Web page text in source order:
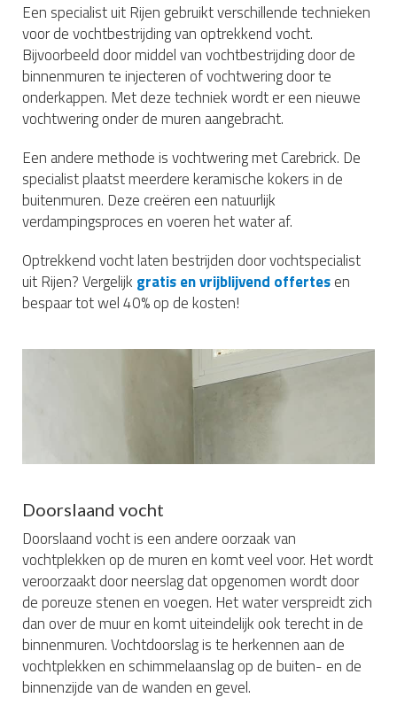
Een specialist uit Rijen gebruikt verschillende technieken
voor de vochtbestrijding van optrekkend vocht.
Bijvoorbeeld door middel van vochtbestrijding door de
binnenmuren te injecteren of vochtwering door te
onderkappen. Met deze techniek wordt er een nieuwe
vochtwering onder de muren aangebracht.
Een andere methode is vochtwering met Carebrick. De
specialist plaatst meerdere keramische kokers in de
buitenmuren. Deze creëren een natuurlijk
verdampingsproces en voeren het water af.
Optrekkend vocht laten bestrijden door vochtspecialist
uit Rijen? Vergelijk gratis en vrijblijvend offertesen
bespaar tot wel 40% op de kosten!
Doorslaand vocht
Doorslaand vocht is een andere oorzaak van
vochtplekken op de muren en komt veel voor. Het wordt
veroorzaakt door neerslag dat opgenomen wordt door
de poreuze stenen en voegen. Het water verspreidt zich
dan over de muur en komt uiteindelijk ook terecht in de
binnenmuren. Vochtdoorslag is te herkennen aan de
vochtplekken en schimmelaanslag op de buiten- en de
binnenzijde van de wanden en gevel.